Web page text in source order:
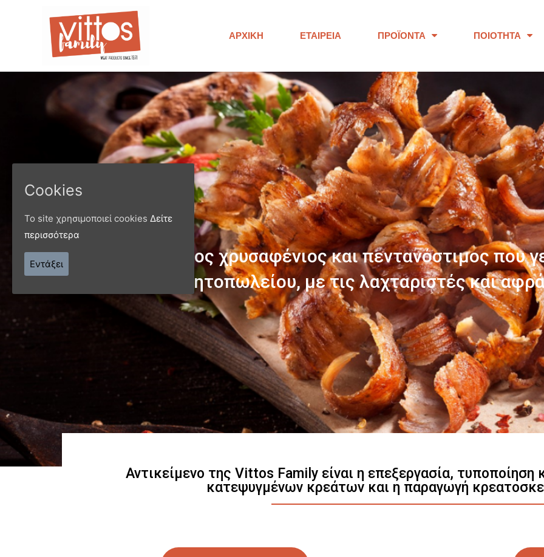
ΑΡΧΙΚΉ ΕΤΑΙΡΕΊΑ ΠΡΟΪΌΝΤΑ ΠΟΙΌΤΗΤΑ
ΠΑΝΩ ΑΠΟ 40 ΧΡΟΝΙΑ
Παράγουμε προϊόντα εξαιρετικής
Γνωρίστε μας
Αντικείμενο της Vittos Family είναι η επεξεργασία,
κατεψυγμένων κρεάτων και η παραγωγή
Cookies
Το site χρησιμοποιεί cookies Δείτε
περισσότερα
Εντάξει